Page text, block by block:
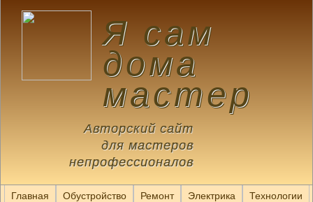
Я сам
дома
мастер
Авторский сайт
для мастеров
непрофессионалов
Главная Обустройство Ремонт Электрика Технологии